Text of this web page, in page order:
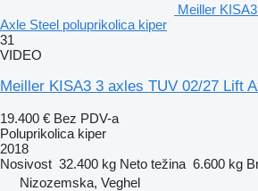
Meiller
Axle Steel poluprikolica kiper
31
VIDEO
Meiller KISA3 3 axles TUV 02/27 Lift
19.400 € Bez PDV-a
Poluprikolica kiper
2018
Nosivost 32.400 kg Neto težina 6.600 kg
Nizozemska, Veghel